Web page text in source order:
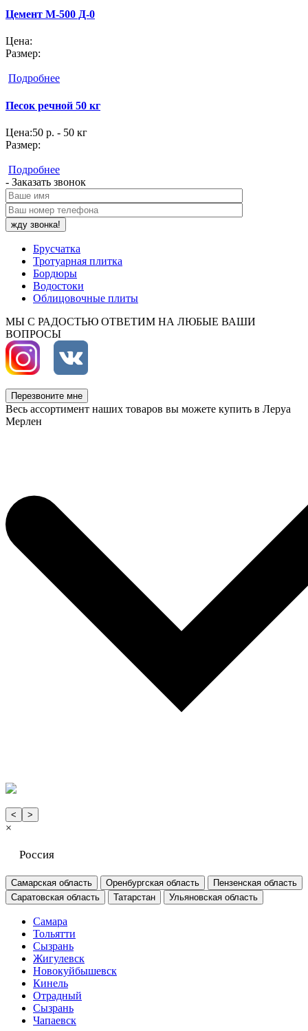
Цемент M-500 Д-0
Цена:
Размер:
Подробнее
Песок речной 50 кг
Цена:50 р. - 50 кг
Размер:
Подробнее
- Заказать звонок
Брусчатка
Тротуарная плитка
Бордюры
Водостоки
Облицовочные плиты
МЫ С РАДОСТЬЮ ОТВЕТИМ НА ЛЮБЫЕ ВАШИ
ВОПРОСЫ
Перезвоните мне
Весь ассортимент наших товаров вы можете купить в Леруа
Мерлен
< >
×
Россия
Самарская область Оренбургская область
Пензенская область
Саратовская область
Татарстан Ульяновская область
Самара
Тольятти
Сызрань
Жигулевск
Новокуйбышевск
Кинель
Отрадный
Сызрань
Чапаевск